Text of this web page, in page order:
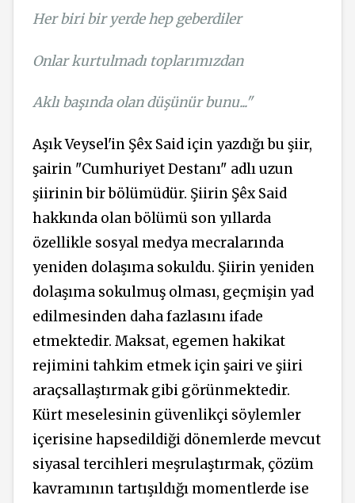
Her biri bir yerde hep geberdiler
Onlar kurtulmadı toplarımızdan
Aklı başında olan düşünür bunu..."
Aşık Veysel'in Şêx Said için yazdığı bu şiir,
şairin "Cumhuriyet Destanı" adlı uzun
şiirinin bir bölümüdür. Şiirin Şêx Said
hakkında olan bölümü son yıllarda
özellikle sosyal medya mecralarında
yeniden dolaşıma sokuldu. Şiirin yeniden
dolaşıma sokulmuş olması, geçmişin yad
edilmesinden daha fazlasını ifade
etmektedir. Maksat, egemen hakikat
rejimini tahkim etmek için şairi ve şiiri
araçsallaştırmak gibi görünmektedir.
Kürt meselesinin güvenlikçi söylemler
içerisine hapsedildiği dönemlerde mevcut
siyasal tercihleri meşrulaştırmak, çözüm
kavramının tartışıldığı momentlerde ise